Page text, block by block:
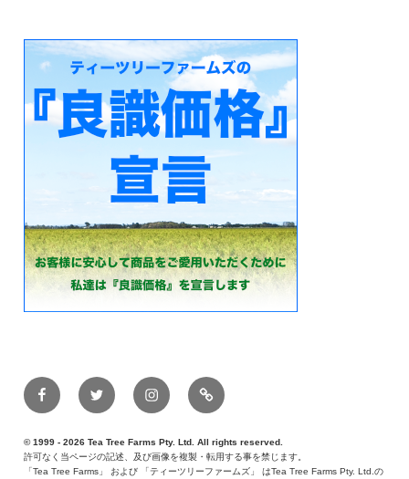
FacebookTwitter Instagram
メ
ー
© 1999 - 2026 Tea Tree Farms Pty. Ltd. All rights reserved.
許可なく当ページの記述、及び画像を複製・転用する事を禁じます。
「Tea Tree Farms」 および 「ティーツリーファームズ」 はTea Tree Farms Pty. Ltd.の